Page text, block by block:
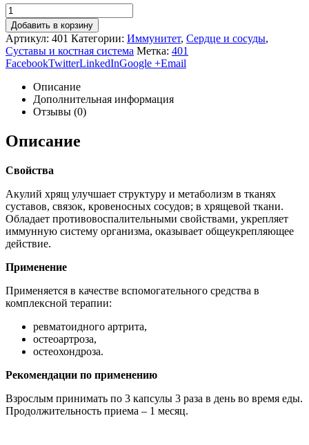
Добавить в корзину
Артикул: 401 Категории: Иммунитет, Сердце и сосуды,
Суставы и костная система Метка: 401
FacebookTwitterLinkedInGoogle +Email
Описание
Дополнительная информация
Отзывы (0)
Описание
Свойства
Акулий хрящ улучшает структуру и метаболизм в тканях
суставов, связок, кровеносных сосудов; в хрящевой ткани.
Обладает противовоспалительными свойствами, укрепляет
иммунную систему организма, оказывает общеукрепляющее
действие.
Применение
Применяется в качестве вспомогательного средства в
комплексной терапии:
ревматоидного артрита,
ocтеоартроза,
остеохондроза.
Рекомендации по применению
Взрослым принимать по 3 капсулы 3 раза в день во время еды.
Продолжительность приема – 1 месяц.